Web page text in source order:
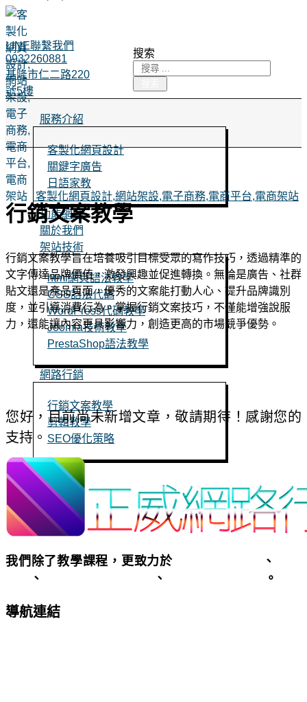
客製化網頁設計,網站架設,電子商務,電商平台,電商架站
LINE聯繫我們
0932260881
基隆市仁二路220
號5樓
搜索
服務介紹
客製化網頁設計
關鍵字廣告
日語家教
功能網站
關於我們
架站技術
html網頁語法教學
CSS語法代碼
WordPress代碼教學
Joomla技術教學
PrestaShop語法教學
網路行銷
行銷文案教學
剪輯教學
SEO優化策略
立即聯絡
行銷文案教學
行銷文案教學旨在培養吸引目標受眾的寫作技巧，透過精準的
文字傳達品牌價值，激發興趣並促進轉換。無論是廣告、社群
貼文還是產品頁面，優秀的文案能打動人心、提升品牌識別
度，並引導消費行為。掌握行銷文案技巧，不僅能增強說服
力，還能讓內容更具影響力，創造更高的市場競爭優勢。
您好，目前尚未新增文章，敬請期待！感謝您的
支持。
我們除了教學課程，更致力於客製化網頁設計 、
、 、 。
導航連結